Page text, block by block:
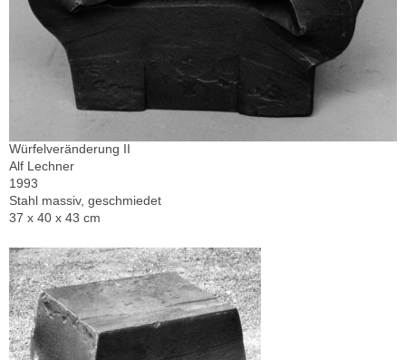
Würfelveränderung II
Alf Lechner
1993
Stahl massiv, geschmiedet
37 x 40 x 43 cm